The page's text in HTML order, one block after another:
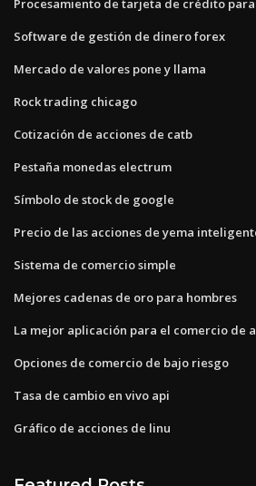
Procesamiento de tarjeta de crédito
Software de gestión de dinero forex
Mercado de valores pone y llama
Rock trading chicago
Cotización de acciones de catb
Pestaña monedas electrum
Símbolo de stock de google
Precio de las acciones de yema
Sistema de comercio simple
Mejores cadenas de oro para hombres
La mejor aplicación para el comercio de
Opciones de comercio de bajo riesgo
Tasa de cambio en vivo api
Gráfico de acciones de linu